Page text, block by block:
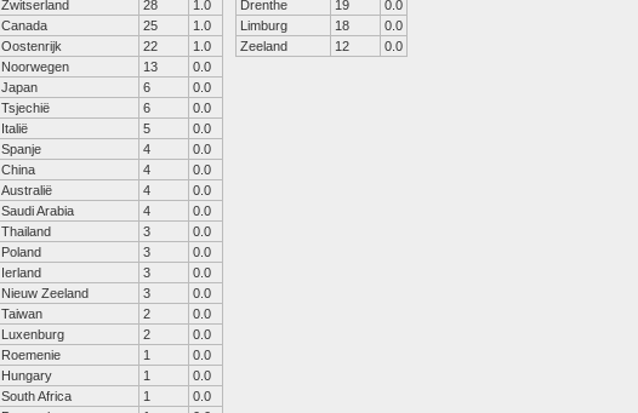
Zwitserland
28
1.0
Canada
25
1.0
Oostenrijk
22
1.0
Noorwegen
13
0.0
Japan
6
0.0
Tsjechië
6
0.0
Italië
5
0.0
Spanje
4
0.0
China
4
0.0
Australië
4
0.0
Saudi Arabia
4
0.0
Thailand
3
0.0
Poland
3
0.0
Ierland
3
0.0
Nieuw Zeeland
3
0.0
Taiwan
2
0.0
Luxenburg
2
0.0
Roemenie
1
0.0
Hungary
1
0.0
South Africa
1
0.0
Drenthe
19
0.0
Limburg
18
0.0
Zeeland
12 0.0